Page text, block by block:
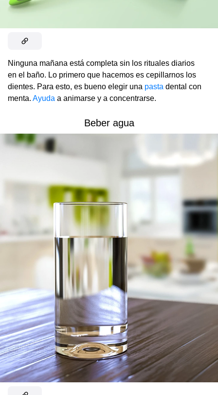
Ninguna mañana está completa sin los rituales diarios
en el baño. Lo primero que hacemos es cepillarnos los
dientes. Para esto, es bueno elegir una pasta dental con
menta. Ayuda a animarse y a concentrarse.
Beber agua